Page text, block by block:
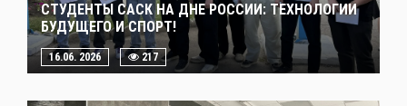
СТУДЕНТЫ САСК НА ДНЕ РОССИИ: ТЕХНОЛОГИИ
БУДУЩЕГО И СПОРТ!
16.06. 2026 217